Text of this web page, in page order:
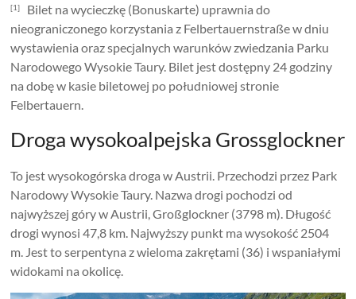
[1]
Bilet na wycieczkę (Bonuskarte) uprawnia do
nieograniczonego korzystania z Felbertauernstraße w dniu
wystawienia oraz specjalnych warunków zwiedzania Parku
Narodowego Wysokie Taury. Bilet jest dostępny 24 godziny
na dobę w kasie biletowej po południowej stronie
Felbertauern.
Droga wysokoalpejska Grossglockner
To jest wysokogórska droga w Austrii. Przechodzi przez Park
Narodowy Wysokie Taury. Nazwa drogi pochodzi od
najwyższej góry w Austrii, Großglockner (3798 m). Długość
drogi wynosi 47,8 km. Najwyższy punkt ma wysokość 2504
m. Jest to serpentyna z wieloma zakrętami (36) i wspaniałymi
widokami na okolicę.